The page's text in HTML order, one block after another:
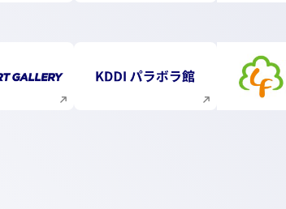
新規ウィンドウで開く 新規ウィンドウで開く